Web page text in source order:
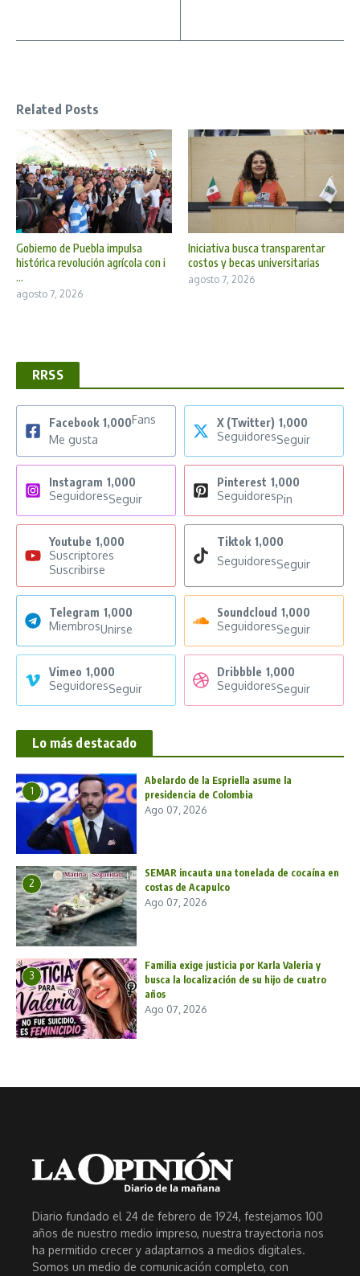
Related Posts
Gobierno de Puebla impulsa
histórica revolución agrícola con i
...
agosto 7, 2026
Iniciativa busca transparentar
costos y becas universitarias
agosto 7, 2026
RRSS
Facebook 1,000Fans
Me gusta
X (Twitter) 1,000
SeguidoresSeguir
Instagram 1,000
SeguidoresSeguir
Pinterest 1,000
SeguidoresPin
Youtube 1,000
Suscriptores
Suscribirse
Tiktok 1,000
SeguidoresSeguir
Telegram 1,000
MiembrosUnirse
Soundcloud 1,000
SeguidoresSeguir
Vimeo 1,000
SeguidoresSeguir
Dribbble 1,000
SeguidoresSeguir
Lo más destacado
1
Abelardo de la Espriella asume la
presidencia de Colombia
Ago 07, 2026
2
SEMAR incauta una tonelada de cocaína en
costas de Acapulco
Ago 07, 2026
3
Familia exige justicia por Karla Valeria y
busca la localización de su hijo de cuatro
años
Ago 07, 2026
Diario fundado el 24 de febrero de 1924, festejamos 100
años de nuestro medio impreso, nuestra trayectoria nos
ha permitido crecer y adaptarnos a medios digitales.
Somos un medio de comunicación completo, con